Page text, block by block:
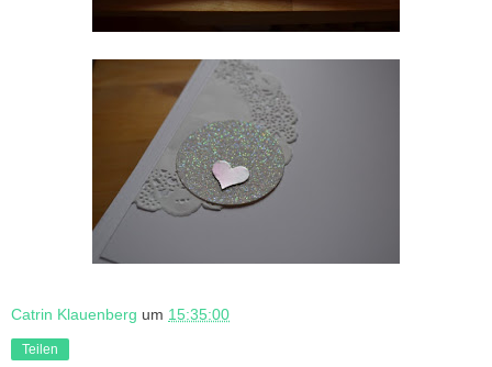
Catrin Klauenberg um 15:35:00
Teilen